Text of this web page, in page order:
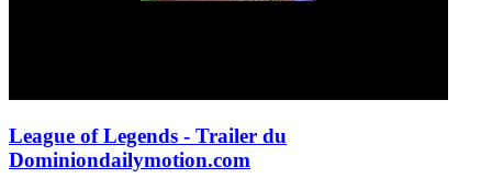
League of Legends - Trailer du
Dominiondailymotion.com